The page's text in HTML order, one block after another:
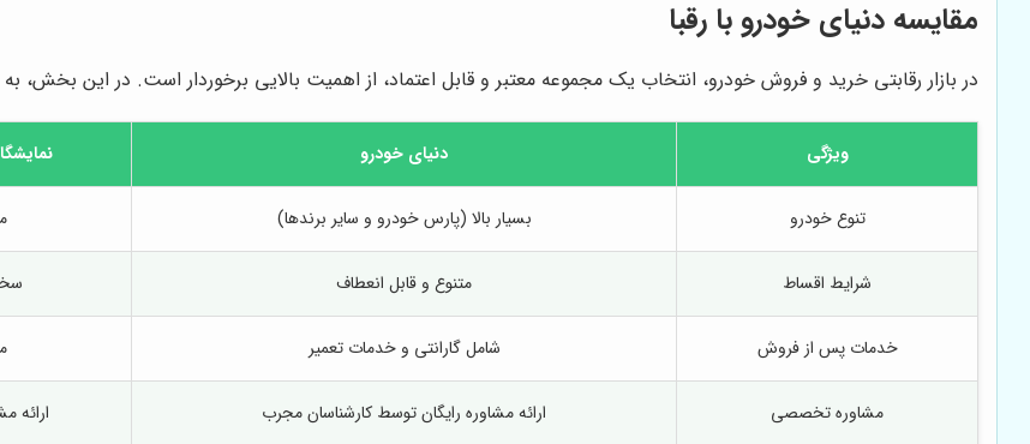
مقایسه دنیای خودرو با رقبا
در بازار رقابتی خرید و فروش خودرو، انتخاب یک مجموعه معتبر و قابل اعتماد، از اهمیت بالایی برخوردار است. در این بخش،
ویژگی دنیای خودرو
تنوع خودرو بسیار بالا (پارس خودرو و سایر برندها)
شرایط اقساط متنوع و قابل انعطاف
خدمات پس از فروش شامل گارانتی و خدمات تعمیر
مشاوره تخصصی ارائه مشاوره رایگان توسط کارشناسان مجرب ارائه